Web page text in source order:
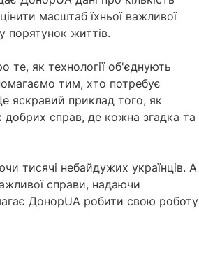
масштаб їхньої важливої
порятунок життів.
те, як технології об'єднують
тим, хто потребує
яскравий приклад того, як
справ, де кожна згадка та
тисячі небайдужих українців. А
справи, надаючи
ДонорUA робити свою роботу